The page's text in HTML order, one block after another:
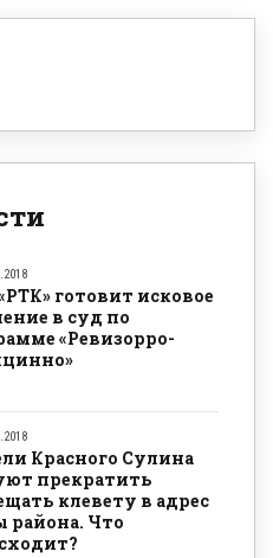
готовит исковое
в суд по
«Ревизорро-
Красного Сулина
прекратить
клевету в адрес
района. Что